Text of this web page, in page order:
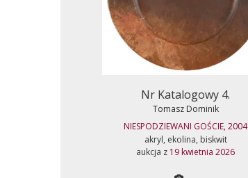
Nr Katalogowy 4.
Tomasz Dominik
NIESPODZIEWANI GOŚCIE, 2004
akryl, ekolina, biskwit
aukcja z 19 kwietnia 2026